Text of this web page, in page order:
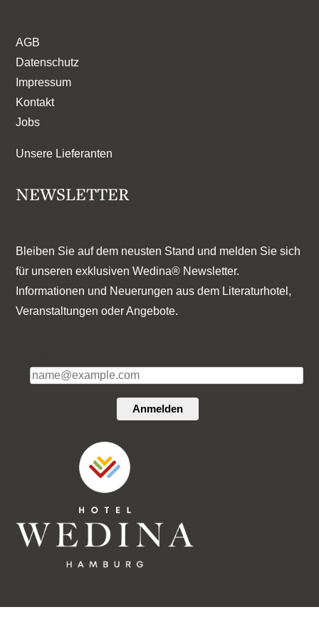
AGB
Datenschutz
Impressum
Kontakt
Jobs
Unsere Lieferanten
NEWSLETTER
Bleiben Sie auf dem neusten Stand und melden Sie sich
für unseren exklusiven Wedina® Newsletter.
Informationen und Neuerungen aus dem Literaturhotel,
Veranstaltungen oder Angebote.
Anmelden